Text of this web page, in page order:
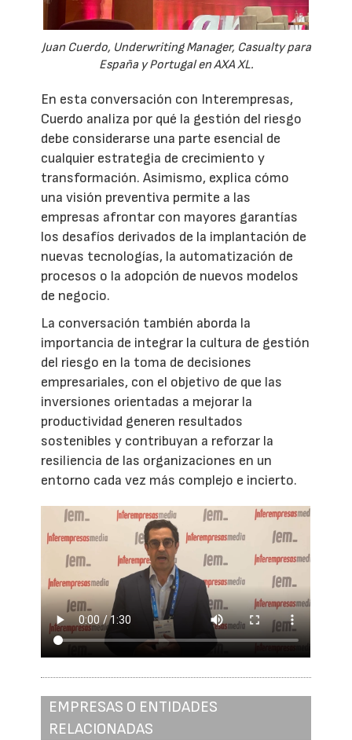
Juan Cuerdo, Underwriting Manager, Casualty para
España y Portugal en AXA XL.
En esta conversación con Interempresas,
Cuerdo analiza por qué la gestión del riesgo
debe considerarse una parte esencial de
cualquier estrategia de crecimiento y
transformación. Asimismo, explica cómo
una visión preventiva permite a las
empresas afrontar con mayores garantías
los desafíos derivados de la implantación de
nuevas tecnologías, la automatización de
procesos o la adopción de nuevos modelos
de negocio.
La conversación también aborda la
importancia de integrar la cultura de gestión
del riesgo en la toma de decisiones
empresariales, con el objetivo de que las
inversiones orientadas a mejorar la
productividad generen resultados
sostenibles y contribuyan a reforzar la
resiliencia de las organizaciones en un
entorno cada vez más complejo e incierto.
EMPRESAS O ENTIDADES
RELACIONADAS